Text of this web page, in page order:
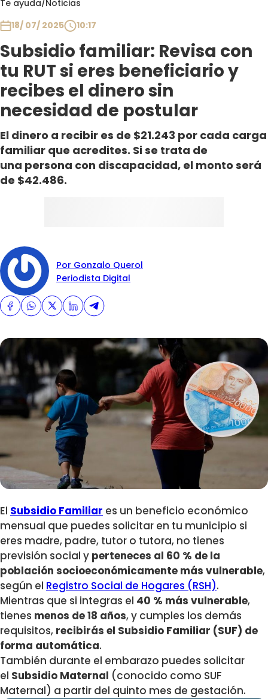
Te ayuda/Noticias
18/ 07/ 2025
10:17
Subsidio familiar: Revisa con
tu RUT si eres beneficiario y
recibes el dinero sin
necesidad de postular
El dinero a recibir es de $21.243 por cada carga
familiar que acredites. Si se trata de
una persona con discapacidad, el monto será
de $42.486.
Por Gonzalo Querol
Periodista Digital
El Subsidio Familiar es un beneficio económico
mensual que puedes solicitar en tu municipio si
eres madre, padre, tutor o tutora, no tienes
previsión social y perteneces al 60 % de la
población socioeconómicamente más vulnerable,
según el Registro Social de Hogares (RSH).
Mientras que si integras el 40 % más vulnerable,
tienes menos de 18 años, y cumples los demás
requisitos, recibirás el Subsidio Familiar (SUF) de
forma automática.
También durante el embarazo puedes solicitar
el Subsidio Maternal (conocido como SUF
Maternal) a partir del quinto mes de gestación.
Club De La Comedia
Contigo en Directo
Plan Perfecto
El Tiempo
Sabingo
Todos Los Programas